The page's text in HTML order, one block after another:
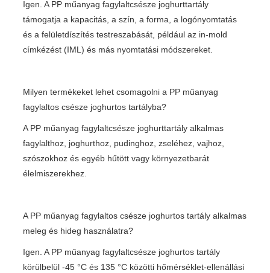
Igen. A PP műanyag fagylaltcsésze joghurttartály
támogatja a kapacitás, a szín, a forma, a logónyomtatás
és a felületdíszítés testreszabását, például az in-mold
címkézést (IML) és más nyomtatási módszereket.
Milyen termékeket lehet csomagolni a PP műanyag
fagylaltos csésze joghurtos tartályba?
A PP műanyag fagylaltcsésze joghurttartály alkalmas
fagylalthoz, joghurthoz, pudinghoz, zseléhez, vajhoz,
szószokhoz és egyéb hűtött vagy környezetbarát
élelmiszerekhez.
A PP műanyag fagylaltos csésze joghurtos tartály alkalmas
meleg és hideg használatra?
Igen. A PP műanyag fagylaltcsésze joghurtos tartály
körülbelül -45 °C és 135 °C közötti hőmérséklet-ellenállási